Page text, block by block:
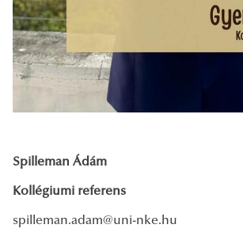
Spilleman Ádám
Kollégiumi referens
spilleman.adam@uni-nke.hu